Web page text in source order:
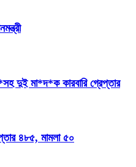
দুই মা*দ*ক কারবারি গ্রেপ্তার
৪৮৫, মামলা ৫০